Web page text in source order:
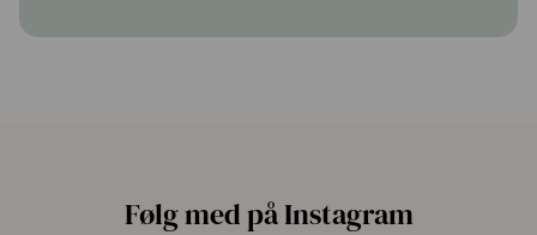
Følg med på Instagram